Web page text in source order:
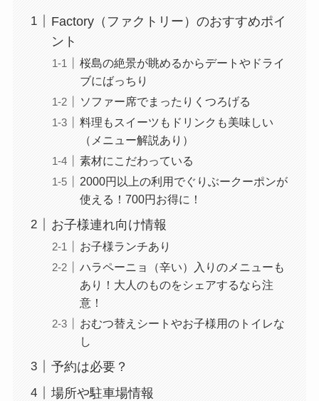
Factory（ファクトリー）のおすすめポイ
ント
桜島の絶景が眺めるからデートやドライ
ブにばっちり
ソファー席でまったりくつろげる
料理もスイーツもドリンクも美味しい
（メニュー解説あり）
素材にこだわっている
2000円以上の利用でぐりぶークーポンが
使える！700円お得に！
お子様連れ向け情報
お子様ランチあり
ハラペーニョ（辛い）入りのメニューも
あり！大人のものをシェアするなら注
意！
おむつ替えシートやお子様用のトイレな
し
予約は必要？
場所や駐車場情報